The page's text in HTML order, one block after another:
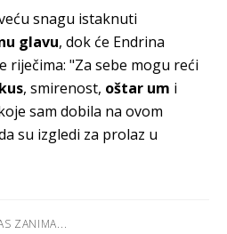
snagu istaknuti
glavu, dok će Endrina
riječima: "Za sebe mogu reći
, smirenost, oštar um i
sam dobila na ovom
su izgledi za prolaz u
ZANIMA...